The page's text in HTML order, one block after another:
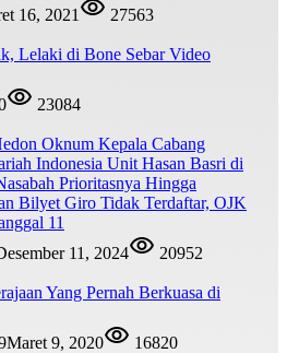
16, 2021
27563
Lelaki di Bone Sebar Video
23084
Oknum Kepala Cabang
Indonesia Unit Hasan Basri di
Prioritasnya Hingga
Bilyet Giro Tidak Terdaftar, OJK
11
11, 2024
20952
Yang Pernah Berkuasa di
Maret 9, 2020 16820